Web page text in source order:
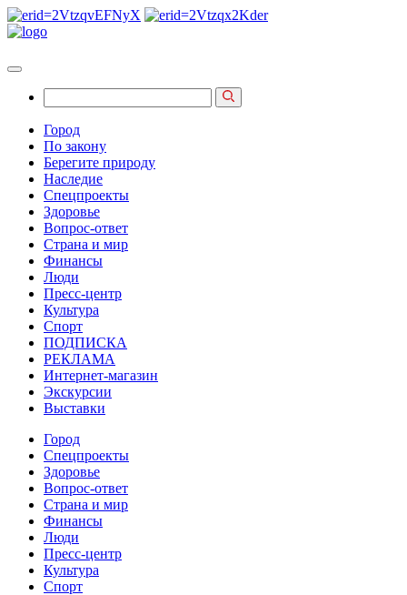
Город
По закону
Берегите природу
Наследие
Спецпроекты
Здоровье
Вопрос-ответ
Страна и мир
Финансы
Люди
Пресс-центр
Культура
Спорт
ПОДПИСКА
РЕКЛАМА
Интернет-магазин
Экскурсии
Выставки
Город
Спецпроекты
Здоровье
Вопрос-ответ
Страна и мир
Финансы
Люди
Пресс-центр
Культура
Спорт